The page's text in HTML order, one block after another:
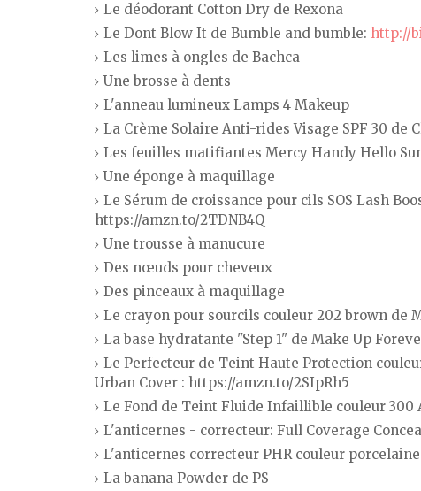
Le déodorant Cotton Dry de Rexona
Le Dont Blow It de Bumble and bumble: http://
Les limes à ongles de Bachca
Une brosse à dents
L'anneau lumineux Lamps 4 Makeup
La Crème Solaire Anti-rides Visage SPF 30 de
Les feuilles matifiantes Mercy Handy Hello
Une éponge à maquillage
Le Sérum de croissance pour cils SOS Lash
https://amzn.to/2TDNB4Q
Une trousse à manucure
Des nœuds pour cheveux
Des pinceaux à maquillage
Le crayon pour sourcils couleur 202 brown de
La base hydratante "Step 1" de Make Up
Le Perfecteur de Teint Haute Protection
Urban Cover : https://amzn.to/2SIpRh5
Le Fond de Teint Fluide Infaillible couleur 300
L'anticernes - correcteur: Full Coverage
L'anticernes correcteur PHR couleur
La banana Powder de PS